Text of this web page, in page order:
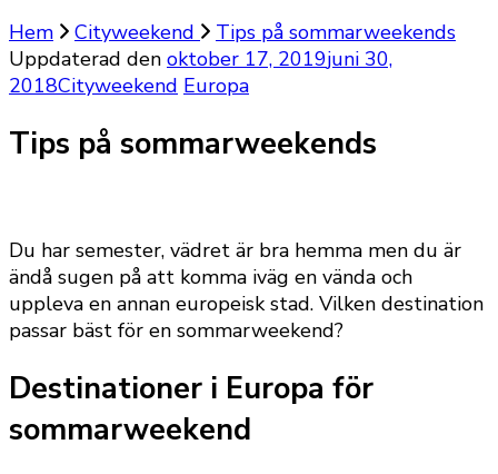
Hem
Cityweekend
Tips på sommarweekends
Uppdaterad den oktober 17, 2019juni 30,
2018Cityweekend Europa
Tips på sommarweekends
Du har semester, vädret är bra hemma men du är
ändå sugen på att komma iväg en vända och
uppleva en annan europeisk stad. Vilken destination
passar bäst för en sommarweekend?
Destinationer i Europa för
sommarweekend